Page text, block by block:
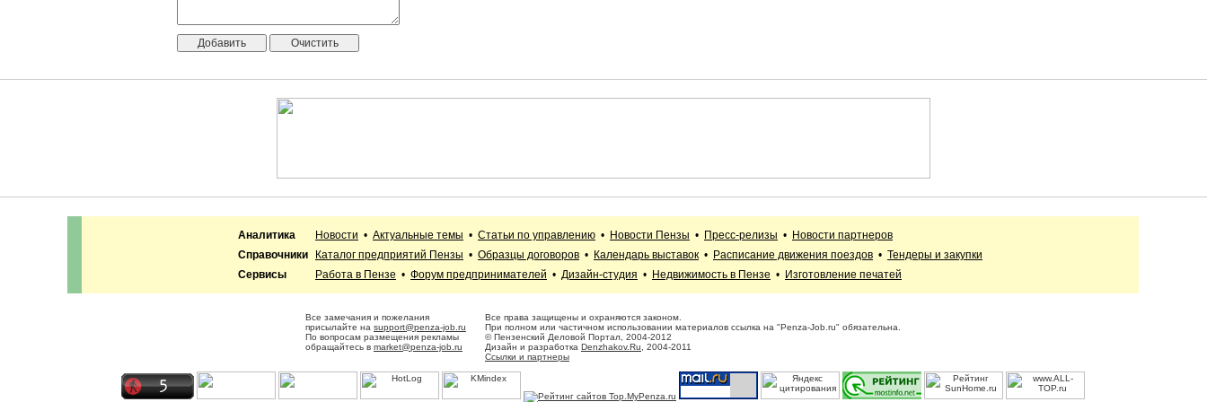
Аналитика Новости • Актуальные темы • Статьи по управлению • Новости Пензы • Пресс-релизы • Новости партнеров
Справочники
Каталог предприятий Пензы • Образцы договоров • Календарь выставок • Расписание движения поездов • Тендеры и закупки
Сервисы
Работа в Пензе • Форум предпринимателей • Дизайн-студия • Недвижимость в Пензе • Изготовление печатей
Все замечания и пожелания
присылайте на support@penza-job.ru
По вопросам размещения рекламы
обращайтесь в market@penza-job.ru
Все права защищены и охраняются законом.
При полном или частичном использовании материалов ссылка на "Penza-Job.ru" обязательна.
© Пензенский Деловой Портал, 2004-2012
Дизайн и разработка Denzhakov.Ru , 2004-2011
Ссылки и партнеры